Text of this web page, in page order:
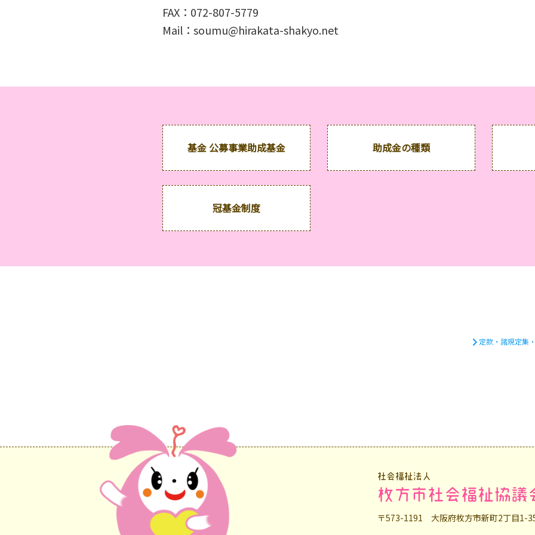
FAX：072-807-5779
Mail： soumu@hirakata-shakyo.net
基金 公募事業助成基金 助成金の種類
冠基金制度
定款・諸規定集
社会福祉法人
枚方市社会福祉協議
〒573-1191 大阪府枚方市新町2丁目